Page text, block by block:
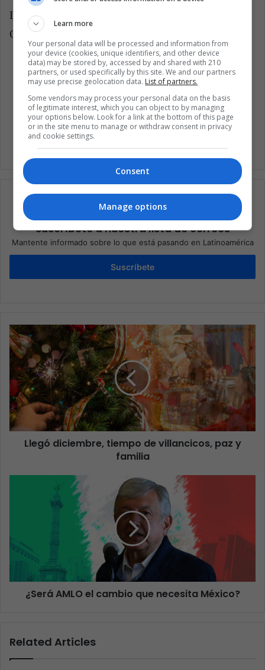
LatinAmerican Post | Jorge Hernández
Copy edited by Marcela Peñaloza
Escucha éste artículo
Suscríbete a nuestra lista de correos
Mantente informado sobre lo que está pasando en Latinoamérica
Suscríbete
Llegó diciembre, tiempo de villancicos, paz y
familia
¿Será AMLO el cambio que necesita México?
Related Articles
Learn more
Your personal data will be processed and information from
your device (cookies, unique identifiers, and other device
data) may be stored by, accessed by and shared with 210
partners, or used specifically by this site. We and our partners
may use precise geolocation data. List of partners.
Some vendors may process your personal data on the basis
of legitimate interest, which you can object to by managing
your options below. Look for a link at the bottom of this page
or in the site menu to manage or withdraw consent in privacy
and cookie settings.
Consent
Manage options